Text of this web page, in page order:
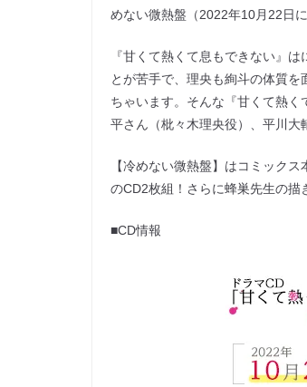
めない微熱盤（2022年10月22日
『甘くて熱くて息もできない』
とが苦手で、理央も絢斗の体質
ちゃいます。そんな『甘くて熱
平さん（枇々木理央役）、平川大
【冷めない微熱盤】はコミック
のCD2枚組！さらに蜂巣先生の描
■CD情報